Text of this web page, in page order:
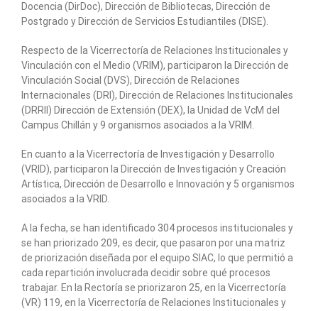
Docencia (DirDoc), Dirección de Bibliotecas, Dirección de
Postgrado y Dirección de Servicios Estudiantiles (DISE).
Respecto de la Vicerrectoría de Relaciones Institucionales y
Vinculación con el Medio (VRIM), participaron la Dirección de
Vinculación Social (DVS), Dirección de Relaciones
Internacionales (DRI), Dirección de Relaciones Institucionales
(DRRII) Dirección de Extensión (DEX), la Unidad de VcM del
Campus Chillán y 9 organismos asociados a la VRIM.
En cuanto a la Vicerrectoría de Investigación y Desarrollo
(VRID), participaron la Dirección de Investigación y Creación
Artística, Dirección de Desarrollo e Innovación y 5 organismos
asociados a la VRID.
A la fecha, se han identificado 304 procesos institucionales y
se han priorizado 209, es decir, que pasaron por una matriz
de priorización diseñada por el equipo SIAC, lo que permitió a
cada repartición involucrada decidir sobre qué procesos
trabajar. En la Rectoría se priorizaron 25, en la Vicerrectoría
(VR) 119, en la Vicerrectoría de Relaciones Institucionales y